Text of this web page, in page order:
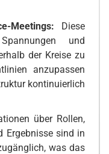
Meetings: Diese
und
der Kreise zu
anzupassen
kontinuierlich
über Rollen,
Ergebnisse sind in
was das